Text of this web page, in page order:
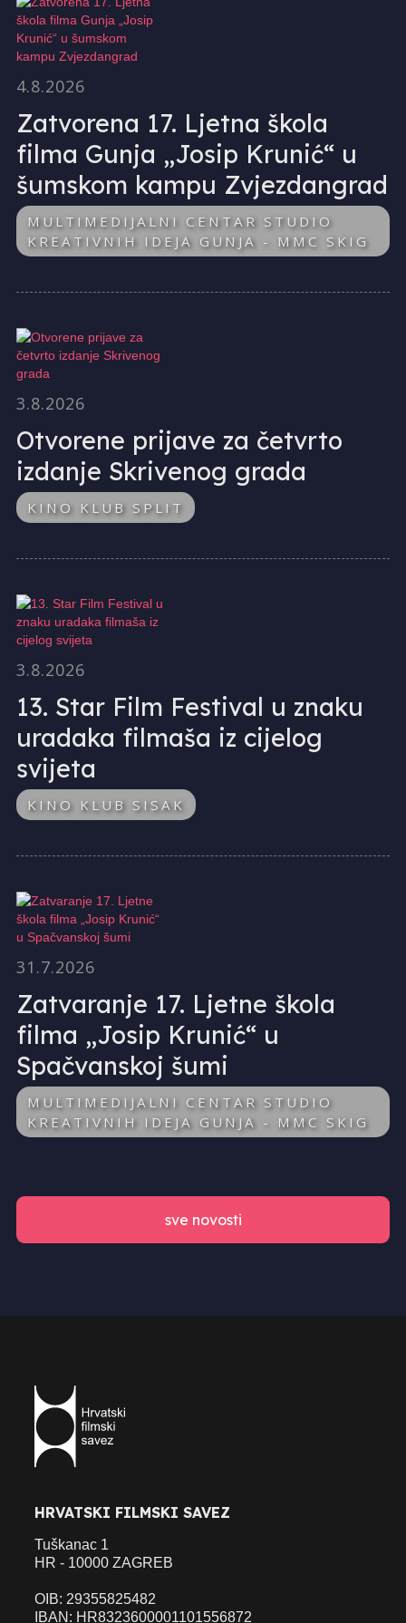
4.8.2026
Zatvorena 17. Ljetna škola
filma Gunja „Josip Krunić“ u
šumskom kampu Zvjezdangrad
MULTIMEDIJALNI CENTAR STUDIO
KREATIVNIH IDEJA GUNJA - MMC SKIG
3.8.2026
Otvorene prijave za četvrto
izdanje Skrivenog grada
KINO KLUB SPLIT
3.8.2026
13. Star Film Festival u znaku
uradaka filmaša iz cijelog
svijeta
KINO KLUB SISAK
31.7.2026
Zatvaranje 17. Ljetne škola
filma „Josip Krunić“ u
Spačvanskoj šumi
MULTIMEDIJALNI CENTAR STUDIO
KREATIVNIH IDEJA GUNJA - MMC SKIG
sve novosti
HRVATSKI FILMSKI SAVEZ
Tuškanac 1
HR - 10000 ZAGREB
OIB: 29355825482
IBAN: HR8323600001101556872